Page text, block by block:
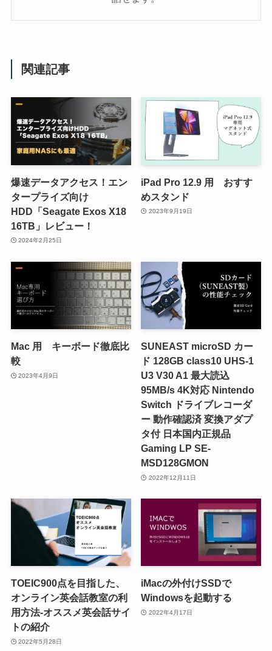
関連記事
爆速データアクセス！エン
タープライズ向け
HDD「Seagate Exos X18
16TB」レビュー！
2024年2月25日
iPad Pro 12.9 用 おすす
めスタンド
2023年9月19日
Mac 用 キーボード徹底比
較
2023年4月9日
SUNEAST microSD カー
ド 128GB class10 UHS-1
U3 V30 A1 最大読込
95MB/s 4K対応 Nintendo
Switch ドライブレコーダ
ー 動作確認済 変換アダプ
タ付 日本国内正規品
Gaming LP SE-
MSD128GMON
2022年12月11日
TOEIC900点を目指した、
オンライン英会話教室の利
用方法-オススメ英会話サイ
トの紹介
2022年5月28日
iMacの外付けSSDで
Windowsを起動する
2022年4月17日